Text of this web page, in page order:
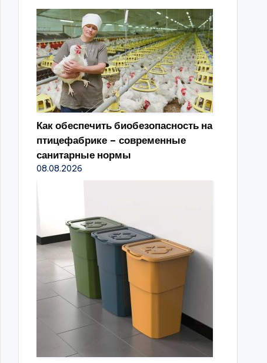
Как обеспечить биобезопасность на
птицефабрике – современные
санитарные нормы
08.08.2026